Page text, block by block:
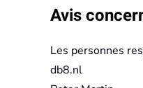
Avis
Les personnes
db8.nl